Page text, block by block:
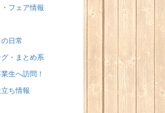
！魚介の「ごった
ノのCacciucco（カッ
フェア情報
日常
・まとめ系
生へ訪問！
ち情報